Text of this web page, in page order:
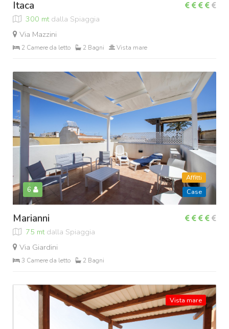
Itaca
300 mtdalla Spiaggia
Via Mazzini
2 Camere da letto 2 Bagni Vista mare
6
Affitti
Case
Marianni
75 mtdalla Spiaggia
Via Giardini
3 Camere da letto 2 Bagni
Vista mare